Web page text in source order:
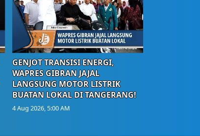
GENJOT TRANSISI ENERGI,
WAPRES GIBRAN JAJAL
LANGSUNG MOTOR LISTRIK
BUATAN LOKAL DI TANGERANG!
4 Aug 2026, 5:00 AM